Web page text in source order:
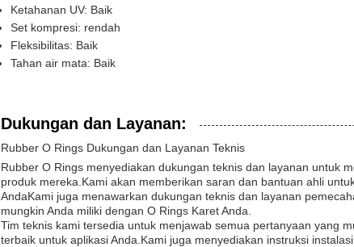
Ketahanan UV: Baik
Set kompresi: rendah
Fleksibilitas: Baik
Tahan air mata: Baik
Dukungan dan Layanan:
Rubber O Rings Dukungan dan Layanan Teknis
Rubber O Rings menyediakan dukungan teknis dan layanan untuk
produk mereka.Kami akan memberikan saran dan bantuan ahli
AndaKami juga menawarkan dukungan teknis dan layanan
mungkin Anda miliki dengan O Rings Karet Anda.
Tim teknis kami tersedia untuk menjawab semua pertanyaan yang
terbaik untuk aplikasi Anda.Kami juga menyediakan instruksi